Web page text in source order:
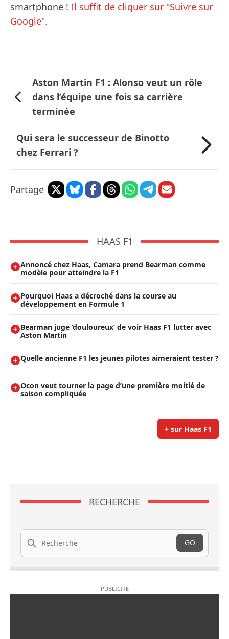
smartphone ! Il suffit de cliquer sur "Suivre sur
Google".
Aston Martin F1 : Alonso veut un rôle
dans l’équipe une fois sa carrière
terminée
Qui sera le successeur de Binotto
chez Ferrari ?
Partage
HAAS F1
Annoncé chez Haas, Camara prend Bearman comme
modèle pour atteindre la F1
Pourquoi Haas a décroché dans la course au
développement en Formule 1
Bearman juge ’douloureux’ de voir Haas F1 lutter avec
Aston Martin
Quelle ancienne F1 les jeunes pilotes aimeraient tester ?
Ocon veut tourner la page d’une première moitié de
saison compliquée
+ sur Haas F1
RECHERCHE
Recherche
GO